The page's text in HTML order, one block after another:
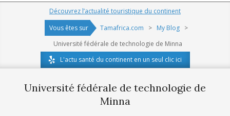
Navigation
Découvrez l’actualité touristique du continent
Vous êtes sur
Tamafrica.com > My Blog >
Université fédérale de technologie de Minna
L'actu santé du continent en un seul clic ici
Université fédérale de technologie de
Minna